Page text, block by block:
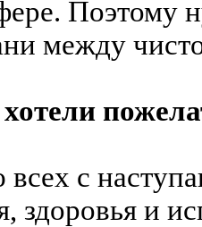
Поэтому
между
всех с
здоровья и